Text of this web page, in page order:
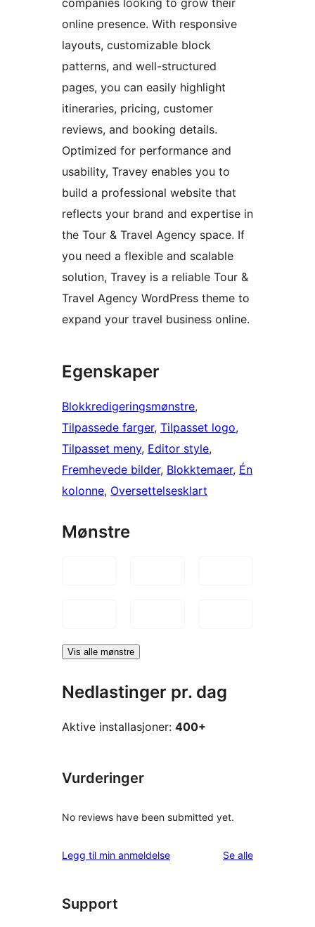
companies looking to grow their
online presence. With responsive
layouts, customizable block
patterns, and well-structured
pages, you can easily highlight
itineraries, pricing, customer
reviews, and booking details.
Optimized for performance and
usability, Travey enables you to
build a professional website that
reflects your brand and expertise in
the Tour & Travel Agency space. If
you need a flexible and scalable
solution, Travey is a reliable Tour &
Travel Agency WordPress theme to
expand your travel business online.
Egenskaper
Blokkredigeringsmønstre
Tilpassede farger, Tilpasset logo
Tilpasset meny, Editor style
Fremhevede bilder, Blokktemaer, Én
kolonne, Oversettelsesklart
Mønstre
Vis alle mønstre
Nedlastinger pr. dag
Aktive installasjoner: 400+
Vurderinger
No reviews have been submitted yet.
Legg til min anmeldelse Se alleomtalene
Support